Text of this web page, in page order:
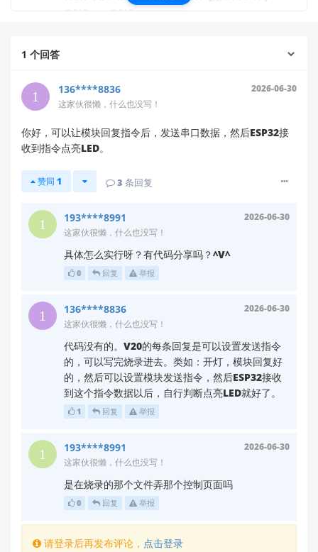
LED连接
GPIO(如GPIO2)
二、配置与实现步骤
1. HLK-V20模块配置
通过上位机工具配置HLK-V20识别关键词（如"开
灯"、“关灯”）
设置串口通信参数：默认波特率9600，8位数据
位，1位停止位，无校验
配置关键词对应的指令码（如"开灯"对应
2. ESP32代码实现
#include <Arduino.h>
#define LED_PIN 2    // LED连接的GPIO
#define RX_PIN 16    // ESP32接收引脚，连
接HLK-V20的TX
接HLK-V20的RX
HardwareSerial VoiceSerial(1);  // 使用第
二个硬件串口
void setup() {
  pinMode(LED_PIN, OUTPUT);
  digitalWrite(LED_PIN, LOW);  // 初始关闭
1 个回答
136****8836
2026-06-30
这家伙很懒，什么也没写！
你好，可以让模块回复指令后，发送串口数据，然后ESP32接
收到指令点亮LED。
赞同 1 3 条回复
193****8991
2026-06-30
这家伙很懒，什么也没写！
具体怎么实行呀？有代码分享吗？^V^
0 回复 举报
136****8836
2026-06-30
这家伙很懒，什么也没写！
代码没有的。V20的每条回复是可以设置发送指令
的，可以写完烧录进去。类如：开灯，模块回复好
的，然后可以设置模块发送指令，然后ESP32接收
到这个指令数据以后，自行判断点亮LED就好了。
1 回复 举报
193****8991
2026-06-30
这家伙很懒，什么也没写！
是在烧录的那个文件弄那个控制页面吗
0 回复 举报
请登录后再发布评论， 点击登录